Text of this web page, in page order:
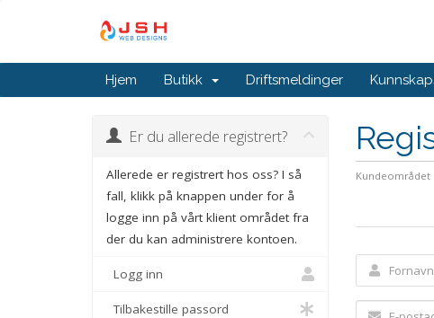
Hjem Butikk Driftsmeldinger
Kundeområdet
Er du allerede registrert?
Allerede er registrert hos oss? I så
fall, klikk på knappen under for å
logge inn på vårt klient området fra
der du kan administrere kontoen.
Logg inn
Tilbakestille passord